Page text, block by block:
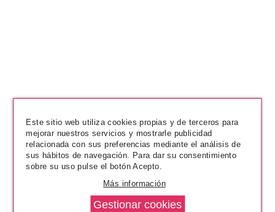
Ampolla Reparadora Nutritiva
desde
1.10€
Este sitio web utiliza cookies propias y de terceros para
mejorar nuestros servicios y mostrarle publicidad
relacionada con sus preferencias mediante el análisis de
sus hábitos de navegación. Para dar su consentimiento
sobre su uso pulse el botón Acepto.
Más información